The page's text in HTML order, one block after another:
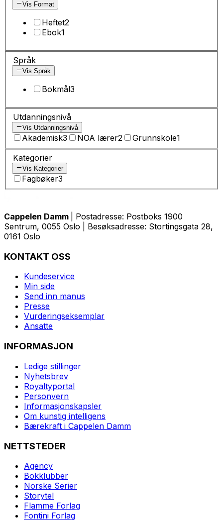
Vis Format
Heftet2
Ebok1
Språk
Vis Språk
Bokmål3
Utdanningsnivå
Vis Utdanningsnivå
Akademisk3 NOA lærer2 Grunnskole1
Kategorier
Vis Kategorier
Fagbøker3
Cappelen Damm
| Postadresse: Postboks 1900
Sentrum, 0055 Oslo | Besøksadresse: Stortingsgata 28,
0161 Oslo
KONTAKT OSS
Kundeservice
Min side
Send inn manus
Presse
Vurderingseksemplar
Ansatte
INFORMASJON
Ledige stillinger
Nyhetsbrev
Royaltyportal
Personvern
Informasjonskapsler
Om kunstig intelligens
Bærekraft i Cappelen Damm
NETTSTEDER
Agency
Bokklubber
Norske Serier
Storytel
Flamme Forlag
Fontini Forlag